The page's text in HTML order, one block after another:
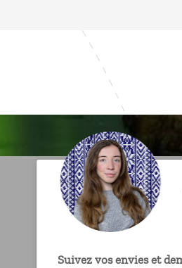
Suivez vos envies et